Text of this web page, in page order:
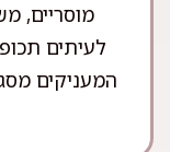
מוסריים,
לעיתים
המעניקים